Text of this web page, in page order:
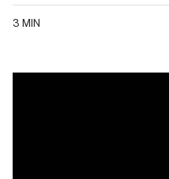
3 MIN